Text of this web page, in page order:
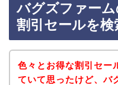
バグズファー
割引セールを
色々とお得な割引セー
ていて思ったけど、バ